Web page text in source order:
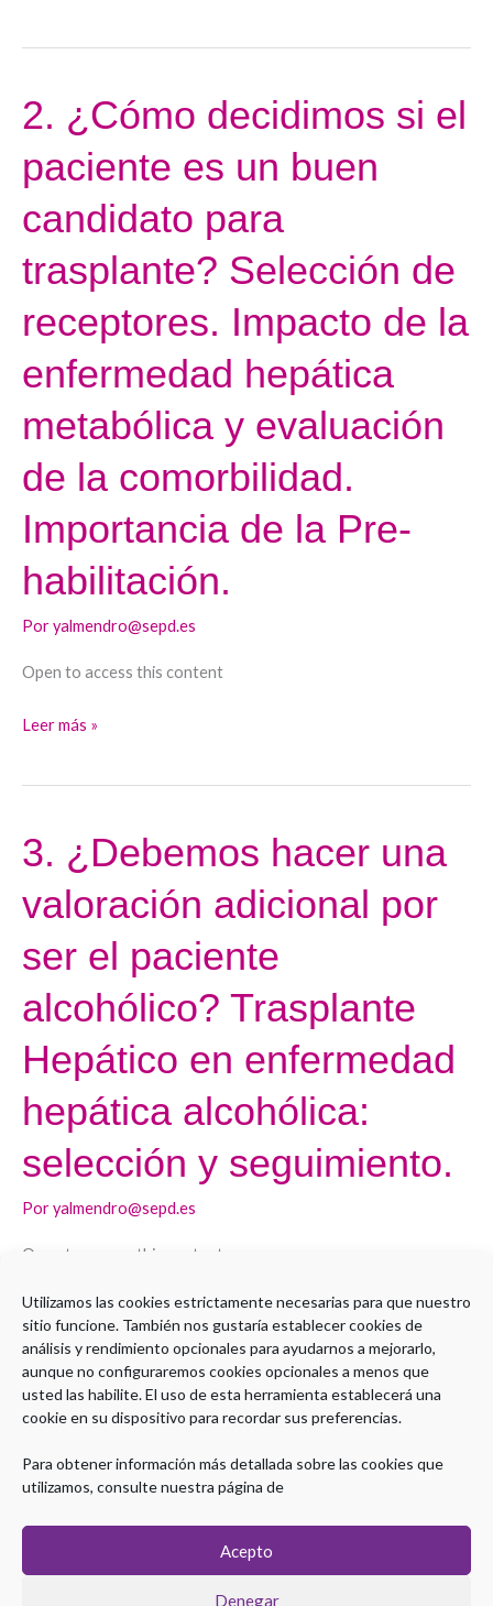
Utilizamos las cookies estrictamente necesarias para que nuestro
sitio funcione. También nos gustaría establecer cookies de
análisis y rendimiento opcionales para ayudarnos a mejorarlo,
aunque no configuraremos cookies opcionales a menos que
usted las habilite. El uso de esta herramienta establecerá una
cookie en su dispositivo para recordar sus preferencias.
Para obtener información más detallada sobre las cookies que
utilizamos, consulte nuestra página de
Acepto
Denegar
2. ¿Cómo decidimos si el
paciente es un buen
candidato para
trasplante? Selección de
receptores. Impacto de la
enfermedad hepática
metabólica y evaluación
de la comorbilidad.
Importancia de la Pre-
habilitación.
Poryalmendro@sepd.es
Open to access this content
2.
¿Cómo
decidimos
si
el
es
un
buen
candidato
trasplante?
Selección
de
receptores.
Impacto
de
enfermedad
hepática
y
de
comorbilidad.
Importancia
de
Pre-
habilitación.
Leer más »
3. ¿Debemos hacer una
valoración adicional por
ser el paciente
alcohólico? Trasplante
Hepático en enfermedad
hepática alcohólica:
selección y seguimiento.
Poryalmendro@sepd.es
Open to access this content
3.
¿Debemos
hacer
valoración
adicional
por
ser
el
paciente
alcohólico?
Trasplante
enfermedad
alcohólica:
selección
y
seguimiento.
Leer más »
1 2 Siguiente